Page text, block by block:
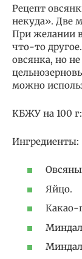
Рецепт
некуда». Две
При желании
что-то
овсянка, но
можно
КБЖУ на 100 г:
Ингредиенты:
Яйцо.
Какао-